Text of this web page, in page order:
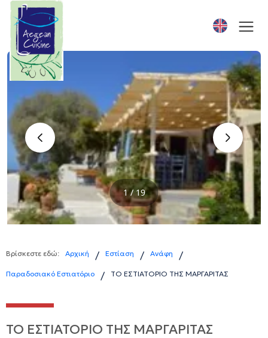
‹ ›
1 / 19
Βρίσκεστε εδώ: Αρχική / Εστίαση / Ανάφη /
Παραδοσιακό Εστιατόριο / ΤΟ ΕΣΤΙΑΤΟΡΙΟ ΤΗΣ ΜΑΡΓΑΡΙΤΑΣ
ΤΟ ΕΣΤΙΑΤΟΡΙΟ ΤΗΣ ΜΑΡΓΑΡΙΤΑΣ